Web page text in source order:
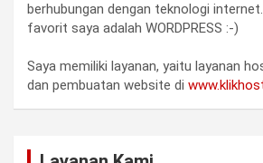
berhubungan dengan teknologi
favorit saya adalah WORDPRESS :-)
Saya memiliki layanan, yaitu layanan
dan pembuatan website di